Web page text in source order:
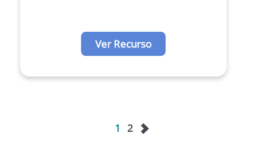
Ver Recurso
1 2 Siguiente